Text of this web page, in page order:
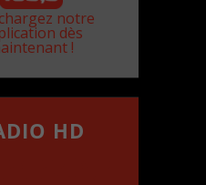
notre
dès
!
HD